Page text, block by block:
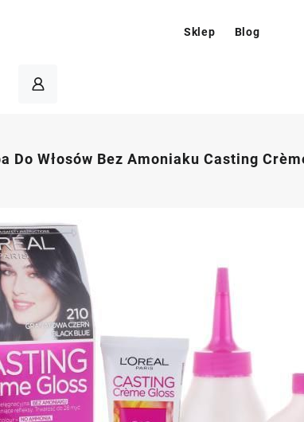
Sklep Blog
Do Włosów Bez Amoniaku Casting